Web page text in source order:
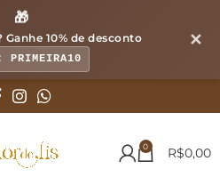
🎁
Ganhe 10% de desconto
PRIMEIRA10
✕
0 R$0,00